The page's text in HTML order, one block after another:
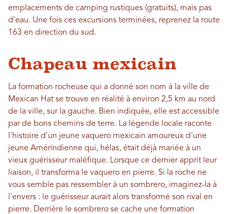
emplacements de camping rustiques (gratuits), mais pas
d'eau. Une fois ces excursions terminées, reprenez la route
163 en direction du sud.
Chapeau mexicain
La formation rocheuse qui a donné son nom à la ville de
Mexican Hat se trouve en réalité à environ 2,5 km au nord
de la ville, sur la gauche. Bien indiquée, elle est accessible
par de bons chemins de terre. La légende locale raconte
l'histoire d'un jeune vaquero mexicain amoureux d'une
jeune Amérindienne qui, hélas, était déjà mariée à un
vieux guérisseur maléfique. Lorsque ce dernier apprit leur
liaison, il transforma le vaquero en pierre. Si la roche ne
vous semble pas ressembler à un sombrero, imaginez-la à
l'envers : le guérisseur aurait alors transformé son rival en
pierre. Derrière le sombrero se cache une formation